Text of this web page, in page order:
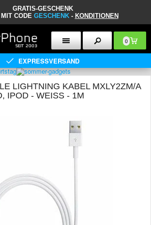
GRATIS-GESCHENK
CODE GESCHENK- KONDITIONEN
0
EXPRESSVERSAND
LIGHTNING KABEL MXLY2ZM/A
IPOD - WEISS - 1M